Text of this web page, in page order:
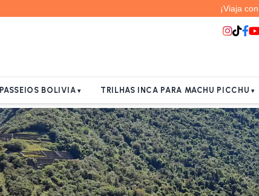
¡Viaja
PASSEIOS BOLIVIA TRILHAS INCA PARA MACHU PICCHU